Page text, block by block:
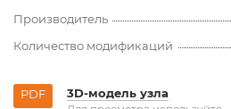
Производитель
Количество модификаций
PDF 3D-модель узла